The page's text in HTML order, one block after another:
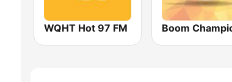
WQHT Hot 97 FM